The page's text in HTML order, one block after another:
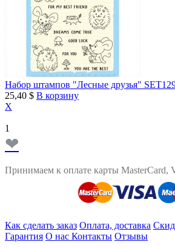
Набор штампов "Лесные друзья"
25,40 $ В корзину
X
1
❤
Принимаем к оплате карты MasterCard,
Как сделать заказ Оплата, доставка
Гарантия О нас Контакты Отзывы